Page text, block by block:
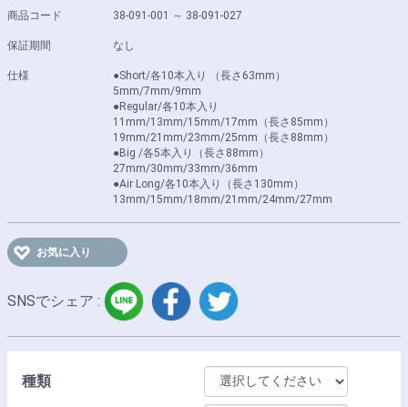
商品コード 38-091-001 ～ 38-091-027
保証期間 なし
仕様
●Short/各10本入り （長さ63mm）
5mm/7mm/9mm
●Regular/各10本入り
11mm/13mm/15mm/17mm（長さ85mm）
19mm/21mm/23mm/25mm（長さ88mm）
●Big /各5本入り（長さ88mm）
27mm/30mm/33mm/36mm
●Air Long/各10本入り（長さ130mm）
13mm/15mm/18mm/21mm/24mm/27mm
お気に入り
SNSでシェア :
LINE facebook
種類